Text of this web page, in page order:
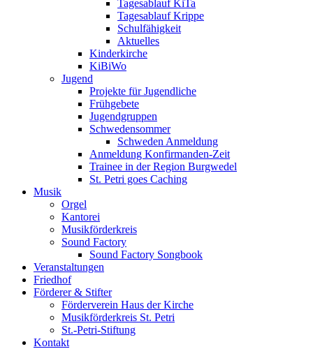
Tagesablauf KiTa
Tagesablauf Krippe
Schulfähigkeit
Aktuelles
Kinderkirche
KiBiWo
Jugend
Projekte für Jugendliche
Frühgebete
Jugendgruppen
Schwedensommer
Schweden Anmeldung
Anmeldung Konfirmanden-Zeit
Trainee in der Region Burgwedel
St. Petri goes Caching
Musik
Orgel
Kantorei
Musikförderkreis
Sound Factory
Sound Factory Songbook
Veranstaltungen
Friedhof
Förderer & Stifter
Förderverein Haus der Kirche
Musikförderkreis St. Petri
St.-Petri-Stiftung
Kontakt